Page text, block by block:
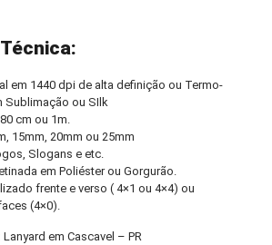
em 1440 dpi de alta definição ou Termo-
Sublimação ou SIlk
cm ou 1m.
15mm, 20mm ou 25mm
Slogans e etc.
em Poliéster ou Gorgurão.
frente e verso ( 4×1 ou 4×4) ou
(4×0).
Lanyard em Cascavel – PR